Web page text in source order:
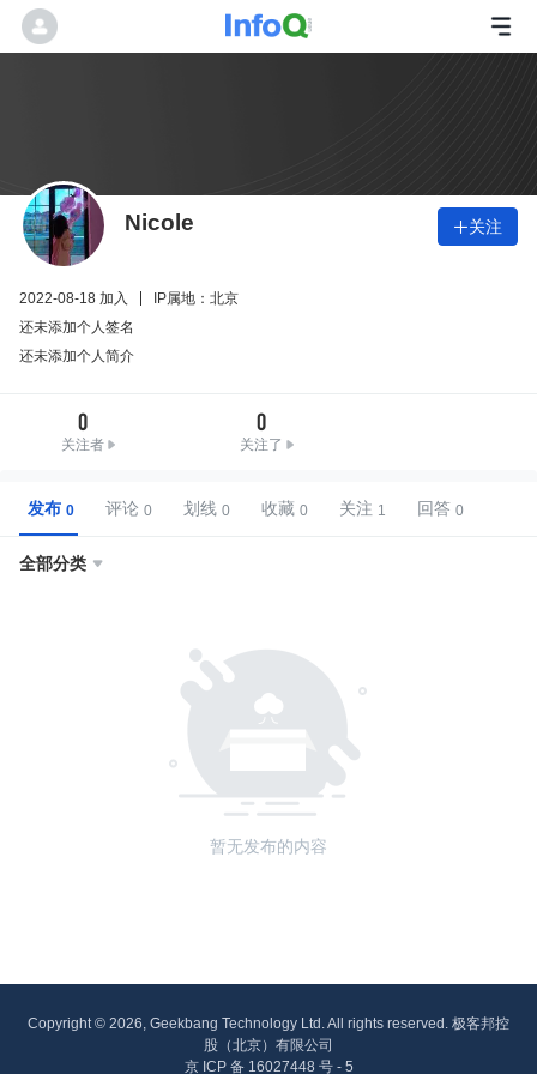
Nicole 关注
2022-08-18 加入
IP属地：北京
还未添加个人签名
还未添加个人简介
0
关注者
0
关注了
发布 评论 划线 收藏 关注 回答
全部分类 
暂无发布的内容
Copyright © 2026, Geekbang Technology Ltd. All rights reserved. 极客邦控
股（北京）有限公司
京 ICP 备 16027448 号 - 5